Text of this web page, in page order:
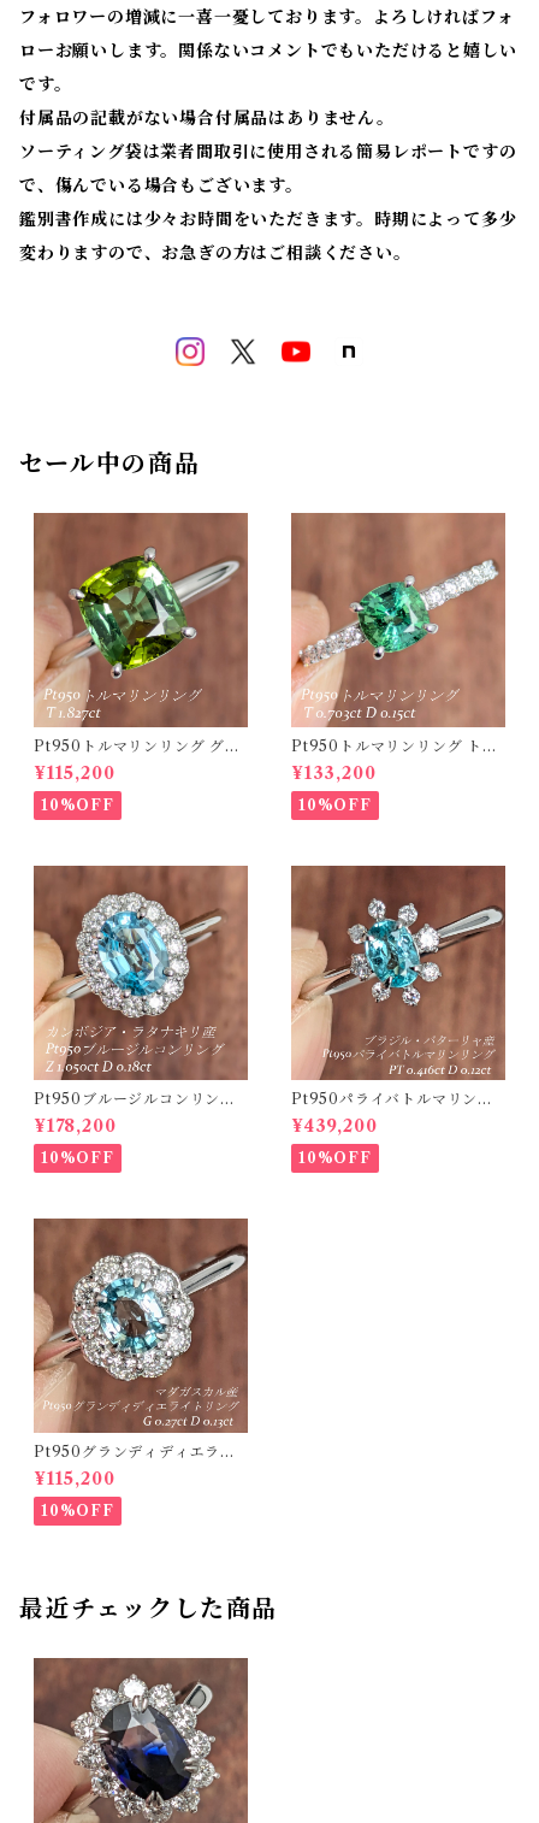
フォロワーの増減に一喜一憂しております。よろしければフォ
ローお願いします。関係ないコメントでもいただけると嬉しい
です。
付属品の記載がない場合付属品はありません。
ソーティング袋は業者間取引に使用される簡易レポートですの
で、傷んでいる場合もございます。
鑑別書作成には少々お時間をいただきます。時期によって多少
変わりますので、お急ぎの方はご相談ください。
セール中の商品
Pt950トルマリンリング グリ
ーントルマリン 1.827ct 【PR
O208635】
¥115,200
10%OFF
Pt950トルマリンリング トル
マリン 0.703ct ダイヤモンド
0.15ct【PRO208634】
¥133,200
10%OFF
Pt950ブルージルコンリング
カンボジア・ラタナキリ産 ブ
ルージルコン 1.050ct ダイヤ
モンド 0.18ct【PRO20868
4】
¥178,200
10%OFF
Pt950パライバトルマリンリ
ング ブラジル・バターリャ産
パライバトルマリン 0.416ct
ダイヤモンド 0.12ct【PRO2
07538】
¥439,200
10%OFF
Pt950グランディディエライ
トリング マダガスカル産 グラ
ンディディエライト 0.27ct ダ
イヤモンド 0.13ct【PRO2071
18】
¥115,200
10%OFF
最近チェックした商品